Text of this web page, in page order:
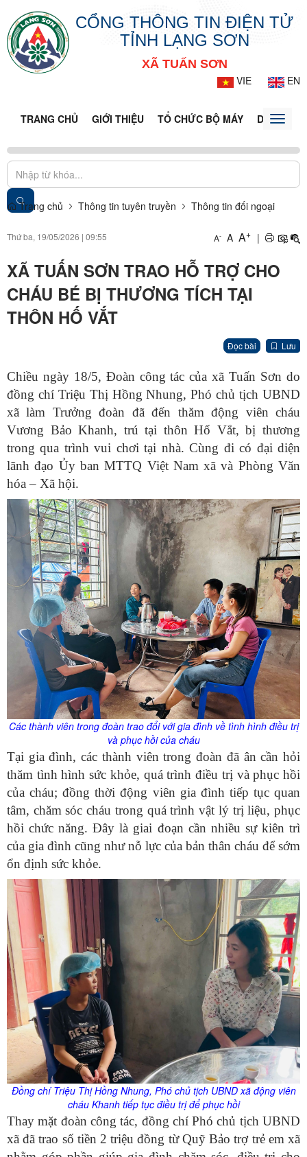
CỔNG THÔNG TIN ĐIỆN TỬ
TỈNH LẠNG SƠN
XÃ TUẤN SƠN
VIE
EN
TRANG CHỦ GIỚI THIỆU TỔ CHỨC BỘ MÁY DOANH
Toggle
Trang chủ Thông tin tuyên truyền Thông tin đối ngoại
Thứ ba, 19/05/2026 | 09:55 A- A A+ |
XÃ TUẤN SƠN TRAO HỖ TRỢ CHO
CHÁU BÉ BỊ THƯƠNG TÍCH TẠI
THÔN HỐ VẮT
Đọc bài Lưu
Chiều ngày 18/5, Đoàn công tác của xã Tuấn Sơn do
đồng chí Triệu Thị Hồng Nhung, Phó chủ tịch UBND
xã làm Trưởng đoàn đã đến thăm động viên cháu
Vương Bảo Khanh, trú tại thôn Hố Vắt, bị thương
trong qua trình vui chơi tại nhà. Cùng đi có đại diện
lãnh đạo Ủy ban MTTQ Việt Nam xã và Phòng Văn
hóa – Xã hội.
Các thành viên trong đoàn trao đổi với gia đình về tình hình điều trị
và phục hồi của cháu
Tại gia đình, các thành viên trong đoàn đã ân cần hỏi
thăm tình hình sức khỏe, quá trình điều trị và phục hồi
của cháu; đồng thời động viên gia đình tiếp tục quan
tâm, chăm sóc cháu trong quá trình vật lý trị liệu, phục
hồi chức năng. Đây là giai đoạn cần nhiều sự kiên trì
của gia đình cũng như nỗ lực của bản thân cháu để sớm
ổn định sức khỏe.
Đồng chí Triệu Thị Hồng Nhung, Phó chủ tịch UBND xã động viên
cháu Khanh tiếp tục điều trị để phục hồi
Thay mặt đoàn công tác, đồng chí Phó chủ tịch UBND
xã đã trao số tiền 2 triệu đồng từ Quỹ Bảo trợ trẻ em xã